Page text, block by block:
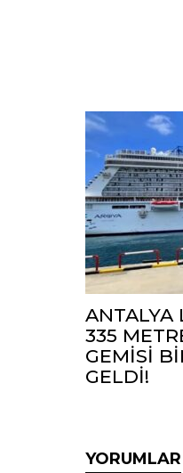
ANTALYA
335
GEMİSİ
GELDİ!
YORUMLAR